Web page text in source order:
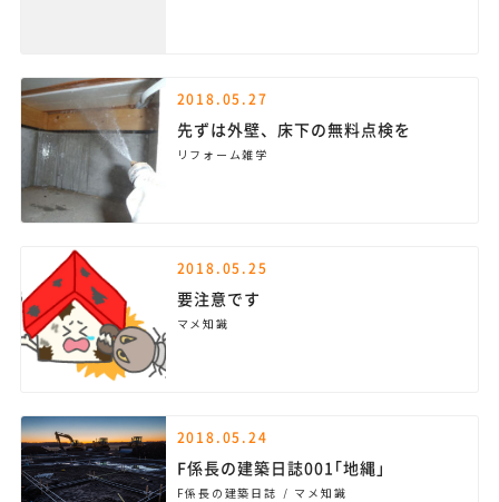
2018.05.27
先ずは外壁、床下の無料点検を
リフォーム雑学
2018.05.25
要注意です
マメ知識
2018.05.24
F係長の建築日誌001｢地縄｣
F係長の建築日誌 マメ知識